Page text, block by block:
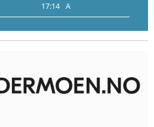
17:14 A